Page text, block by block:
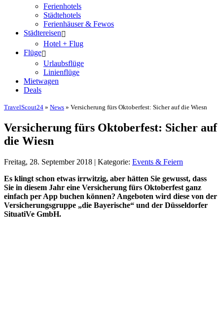
Ferienhotels
Städtehotels
Ferienhäuser & Fewos
Städtereisen
Hotel + Flug
Flüge
Urlaubsflüge
Linienflüge
Mietwagen
Deals
TravelScout24 » News » Versicherung fürs Oktoberfest: Sicher auf die Wiesn
Versicherung fürs Oktoberfest: Sicher auf
die Wiesn
Freitag, 28. September 2018 | Kategorie: Events & Feiern
Es klingt schon etwas irrwitzig, aber hätten Sie gewusst, dass
Sie in diesem Jahr eine Versicherung fürs Oktoberfest ganz
einfach per App buchen können? Angeboten wird diese von der
Versicherungsgruppe „die Bayerische“ und der Düsseldorfer
SituatiVe GmbH.